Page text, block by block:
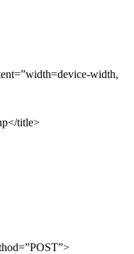
width,
title>